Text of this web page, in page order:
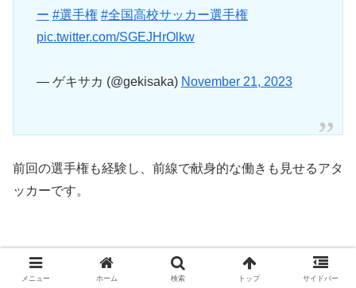
ー #選手権 #全国高校サッカー選手権
pic.twitter.com/SGEJHrOlkw
— ゲキサカ (@gekisaka) November 21, 2023
前回の選手権も経験し、前線で献身的な働きも見せるアタ
ッカーです。
身長164㎝と小柄ながらも、豊富な運動量とスピードを活
メニュー ホーム 検索 トップ サイドバー